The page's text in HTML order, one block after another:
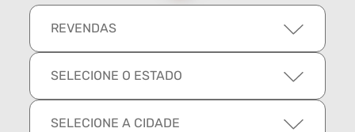
REVENDAS
SELECIONE O ESTADO
SELECIONE A CIDADE